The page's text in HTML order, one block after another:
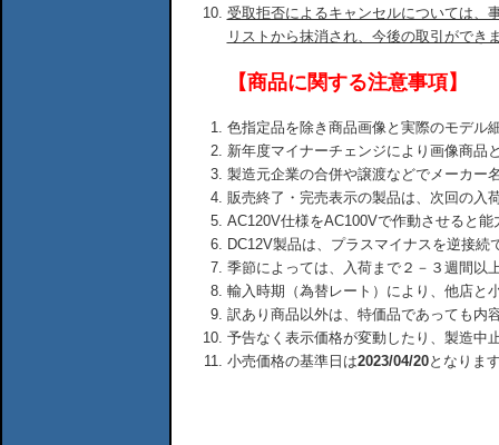
受取拒否によるキャンセルについては、
リストから抹消され、今後の取引ができ
【商品に関する注意事項】
色指定品を除き商品画像と実際のモデル
新年度マイナーチェンジにより画像商品
製造元企業の合併や譲渡などでメーカー
販売終了・完売表示の製品は、次回の入
AC120V仕様をAC100Vで作動させると
DC12V製品は、プラスマイナスを逆接
季節によっては、入荷まで２－３週間以
輸入時期（為替レート）により、他店と
訳あり商品以外は、特価品であっても内
予告なく表示価格が変動したり、製造中
小売価格の基準日は2023/04/20となりま